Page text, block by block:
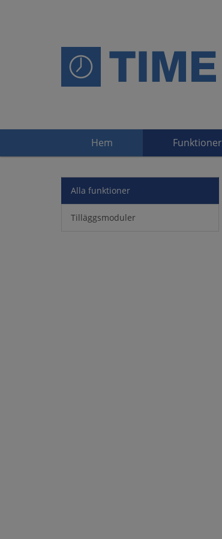
Hem Funktioner
Alla funktioner
Tilläggsmoduler